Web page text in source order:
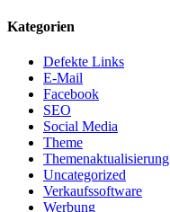
Kategorien
Defekte Links
E-Mail
Facebook
SEO
Social Media
Theme
Themenaktualisierung
Uncategorized
Verkaufssoftware
Werbung